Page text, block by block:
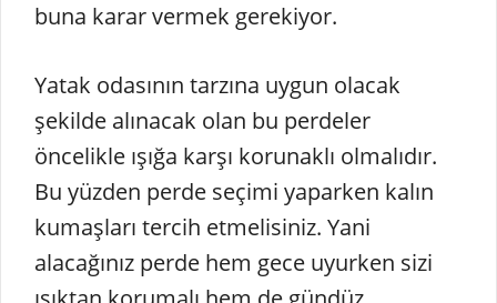
buna karar vermek gerekiyor.
Yatak odasının tarzına uygun olacak
şekilde alınacak olan bu perdeler
öncelikle ışığa karşı korunaklı olmalıdır.
Bu yüzden perde seçimi yaparken kalın
kumaşları tercih etmelisiniz. Yani
alacağınız perde hem gece uyurken sizi